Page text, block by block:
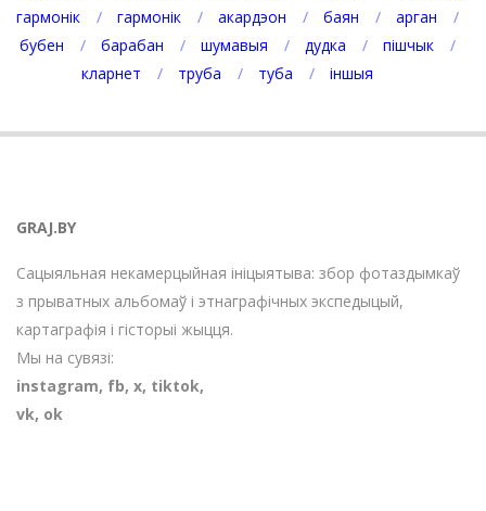
гармонік
гармонік акардэон баян
арган
бубен
барабан шумавыя дудка
пішчык
кларнет
труба туба іншыя
GRAJ.BY
Сацыяльная некамерцыйная ініцыятыва: збор фотаздымкаў
з прыватных альбомаў і этнаграфічных экспедыцый,
картаграфія і гісторыі жыцця.
Мы на сувязі:
instagram, fb, х, tiktok,
vk, ok